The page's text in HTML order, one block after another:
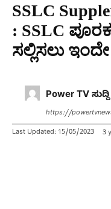
SSLC
: SSLC
ಸಲ್ಲಿಸಲು
Power TV
https://
Last Updated: 15/05/2023 3